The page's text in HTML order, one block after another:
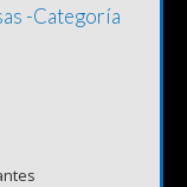
-Categoría